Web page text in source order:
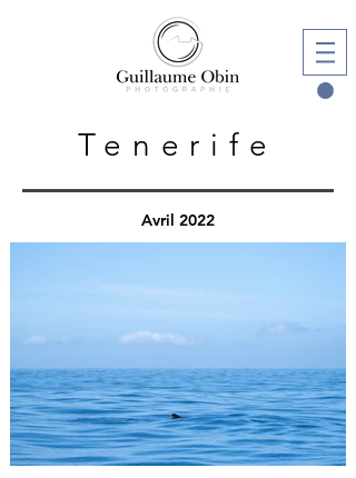
Tenerife
Avril 2022